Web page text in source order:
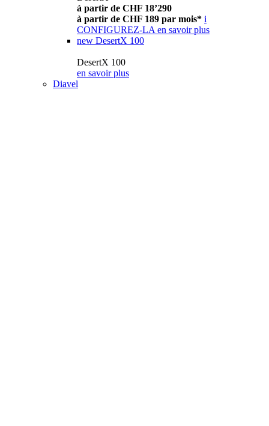
à partir de CHF 18’290
à partir de CHF 189 par mois* i
CONFIGUREZ-LA en savoir plus
new DesertX 100
DesertX 100
en savoir plus
Diavel